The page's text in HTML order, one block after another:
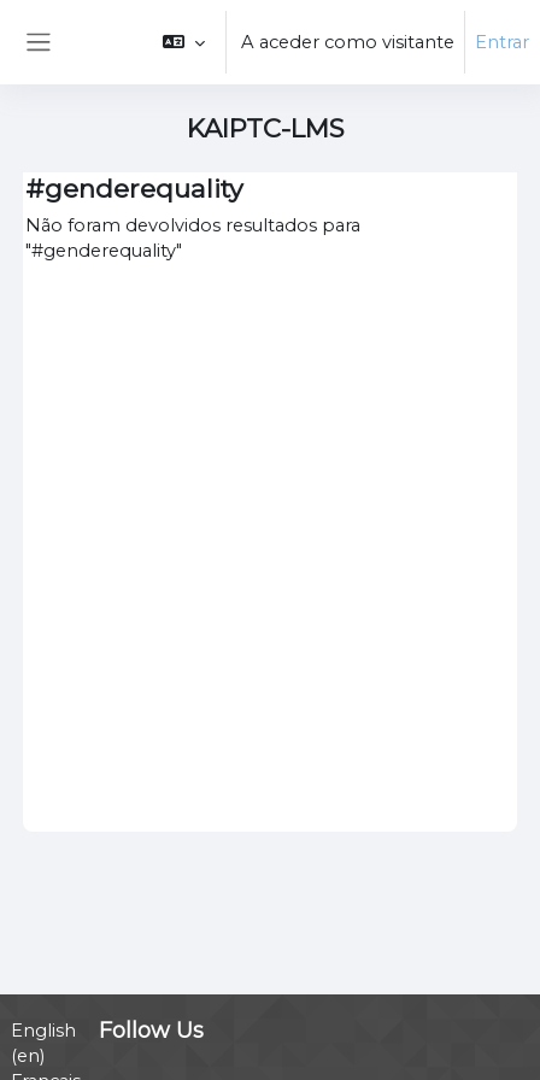
Ir para o conteúdo principal
A aceder como visitante Entrar
KAIPTC-LMS
#genderequality
Não foram devolvidos resultados para
"#genderequality"
English
‎(en)‎
Follow Us